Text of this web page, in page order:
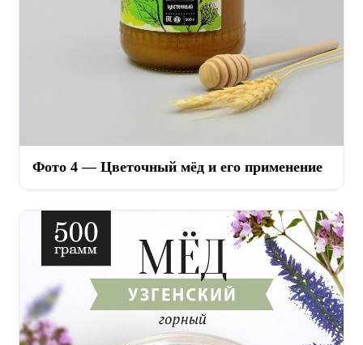
Фото 4 — Цветочный мёд и его применение